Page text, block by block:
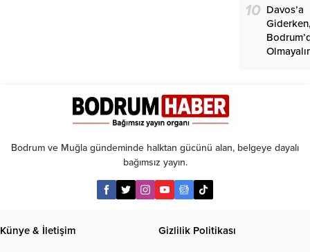
10 Davos’a
Bodrum ve Muğla gündeminde halktan gücünü alan, belgeye dayalı
bağımsız yayın.
Künye & İletişim Gizlilik Politikası